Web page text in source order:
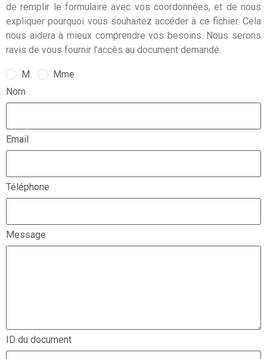
de remplir le formulaire avec vos coordonnées, et de nous
expliquer pourquoi vous souhaitez accéder à ce fichier. Cela
nous aidera à mieux comprendre vos besoins. Nous serons
ravis de vous fournir l’accès au document demandé.
M.
Mme
Nom
Email
Téléphone
Message
ID du document